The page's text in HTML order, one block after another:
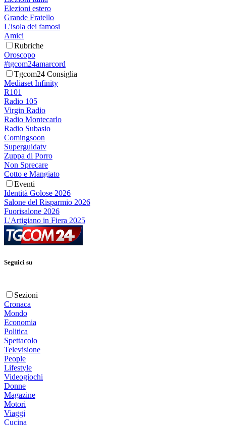
Elezioni estero
Grande Fratello
L'isola dei famosi
Amici
Rubriche
Oroscopo
#tgcom24amarcord
Tgcom24 Consiglia
Mediaset Infinity
R101
Radio 105
Virgin Radio
Radio Montecarlo
Radio Subasio
Comingsoon
Superguidatv
Zuppa di Porro
Non Sprecare
Cotto e Mangiato
Eventi
Identità Golose 2026
Salone del Risparmio 2026
Fuorisalone 2026
L'Artigiano in Fiera 2025
Seguici su
Sezioni
Cronaca
Mondo
Economia
Politica
Spettacolo
Televisione
People
Lifestyle
Videogiochi
Donne
Magazine
Motori
Viaggi
Cucina